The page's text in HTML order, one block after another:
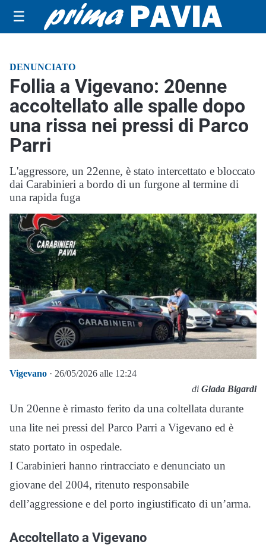
☰
DENUNCIATO
Follia a Vigevano: 20enne
accoltellato alle spalle dopo
una rissa nei pressi di Parco
Parri
L'aggressore, un 22enne, è stato intercettato e bloccato
dai Carabinieri a bordo di un furgone al termine di
una rapida fuga
Vigevano · 26/05/2026 alle 12:24
di Giada Bigardi
Un 20enne è rimasto ferito da una coltellata durante
una lite nei pressi del Parco Parri a Vigevano ed è
stato portato in ospedale.
I Carabinieri hanno rintracciato e denunciato un
giovane del 2004, ritenuto responsabile
dell’aggressione e del porto ingiustificato di un’arma.
Accoltellato a Vigevano